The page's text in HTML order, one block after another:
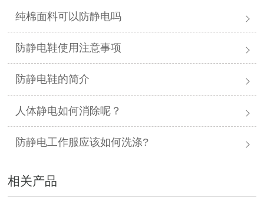
纯棉面料可以防静电吗
防静电鞋使用注意事项
防静电鞋的简介
人体静电如何消除呢？
防静电工作服应该如何洗涤?
相关产品